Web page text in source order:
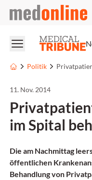
medonline
Politik
11. Nov. 2014
im Spital
Die am Nachmittag
öffentlichen
Behandlung von